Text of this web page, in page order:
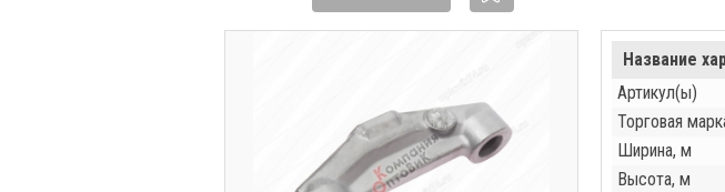
Название
Артикул(ы)
Торговая
Ширина, м
Высота, м